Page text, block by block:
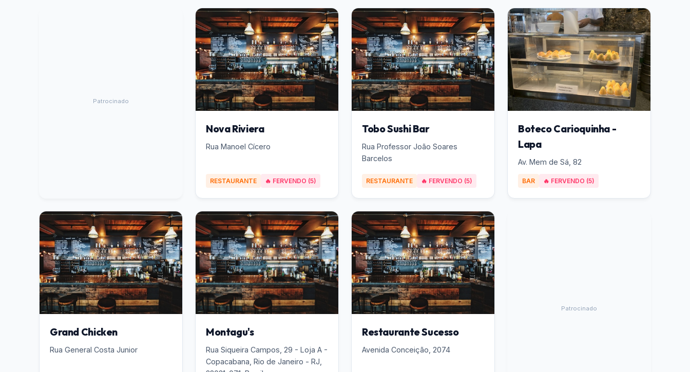
Patrocinado
Nova Riviera
Rua Manoel Cícero
RESTAURANTE 🔥 FERVENDO (5)
Tobo Sushi Bar
Rua Professor João Soares
Barcelos
RESTAURANTE 🔥 FERVENDO (5)
Boteco Carioquinha -
Lapa
Av. Mem de Sá, 82
BAR 🔥 FERVENDO (5)
Grand Chicken
Rua General Costa Junior
Montagu's
Rua Siqueira Campos, 29 - Loja A -
Copacabana, Rio de Janeiro - RJ,
Restaurante Sucesso
Avenida Conceição, 2074
Patrocinado